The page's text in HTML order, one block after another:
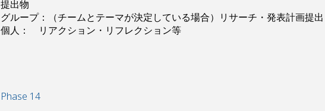
提出物
グループ：（チームとテーマが決定している場合）リサーチ・発表計画提出
個人： リアクション・リフレクション等
Phase 14